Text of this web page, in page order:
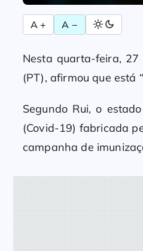
A + A −
Nesta quarta-feira,
(PT), afirmou que está
Segundo Rui, o
(Covid-19) fabricada
campanha de